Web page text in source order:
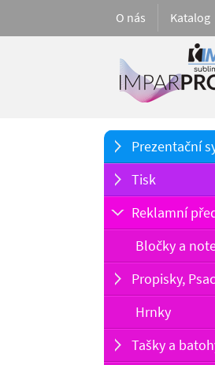
O nás Katalog
Prezentační
Tisk
Reklamní
Bločky a
Propisky,
Hrnky
Tašky a